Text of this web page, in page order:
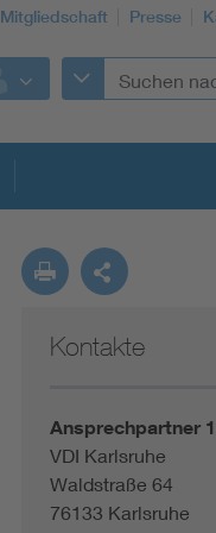
Mitgliedschaft Presse
Building Services
Information and
Education +
Kontakte
Ansprechpartner 1
VDI Karlsruhe
Waldstraße 64
76133 Karlsruhe